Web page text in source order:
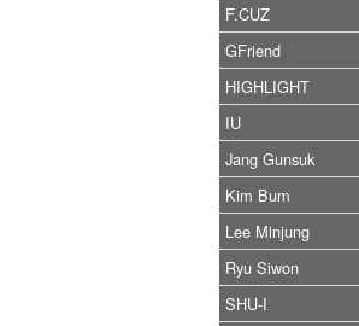
F.CUZ
GFriend
HIGHLIGHT
IU
Jang Gunsuk
Kim Bum
Lee Minjung
Ryu Siwon
SHU-I